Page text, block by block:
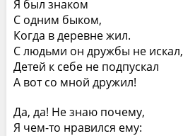
Я был знаком
С одним быком,
Когда в деревне жил.
С людьми он дружбы не искал,
Детей к себе не подпускал
А вот со мной дружил!
Да, да! Не знаю почему,
Я чем-то нравился ему: